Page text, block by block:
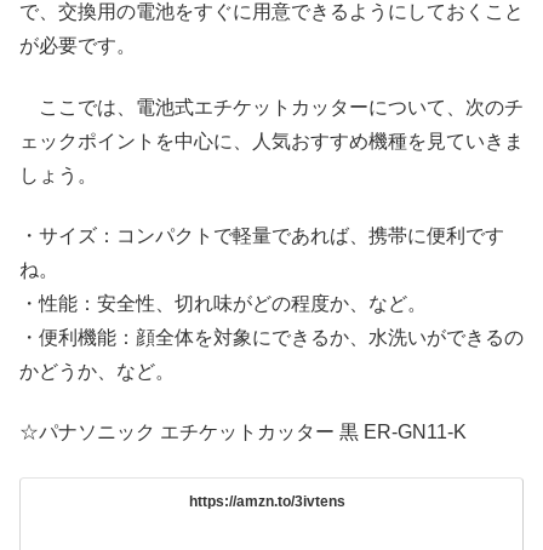
で、交換用の電池をすぐに用意できるようにしておくこと
が必要です。
ここでは、電池式エチケットカッターについて、次のチ
ェックポイントを中心に、人気おすすめ機種を見ていきま
しょう。
・サイズ：コンパクトで軽量であれば、携帯に便利です
ね。
・性能：安全性、切れ味がどの程度か、など。
・便利機能：顔全体を対象にできるか、水洗いができるの
かどうか、など。
☆パナソニック エチケットカッター 黒 ER-GN11-K
https://amzn.to/3ivtens